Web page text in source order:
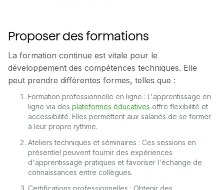
Proposer des formations
La formation continue est vitale pour le
développement des compétences techniques. Elle
peut prendre différentes formes, telles que :
Formation professionnelle en ligne : L'apprentissage en
ligne via des plateformes éducatives offre flexibilité et
accessibilité. Elles permettent aux salariés de se former
à leur propre rythme.
Ateliers techniques et séminaires : Ces sessions en
présentiel peuvent fournir des expériences
d'apprentissage pratiques et favoriser l'échange de
connaissances entre collègues.
Certifications professionnelles : Obtenir des